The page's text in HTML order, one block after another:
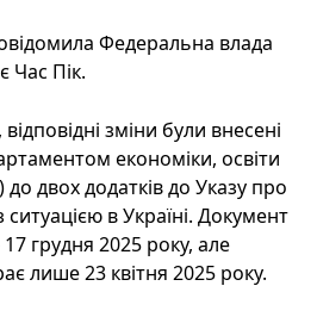
Федеральна влада
Час Пік.
зміни були внесені
економіки, освіти
до двох додатків до Указу про
ситуацією в Україні. Документ
грудня 2025 року, але
лише 23 квітня 2025 року.